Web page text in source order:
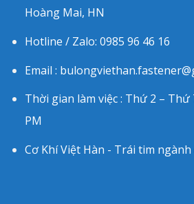
Hoàng Mai, HN
Hotline / Zalo: 0985 96 46 16
Email :
Thời gian làm việc : Thứ 2 – Thứ
PM
Cơ Khí Việt Hàn - Trái tim